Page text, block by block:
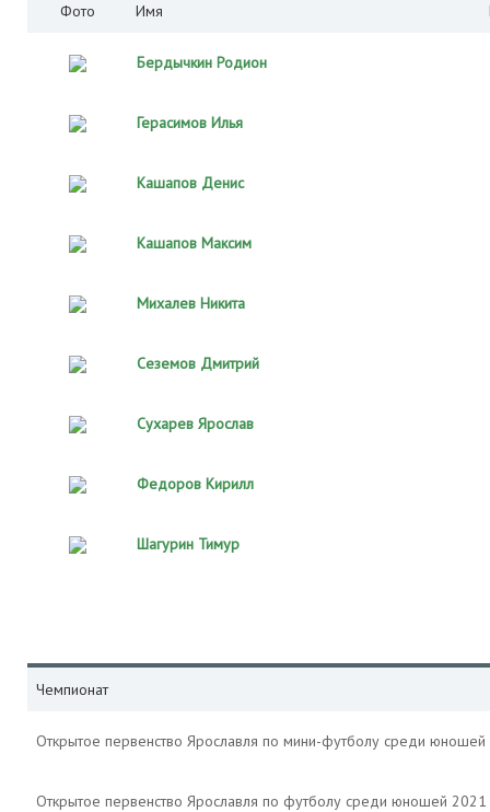
Фото Имя
Бердычкин Родион
Герасимов Илья
Кашапов Денис
Кашапов Максим
Михалев Никита
Сеземов Дмитрий
Сухарев Ярослав
Федоров Кирилл
Шагурин Тимур
Чемпионат
Открытое первенство Ярославля по мини-футболу среди
Открытое первенство Ярославля по футболу среди юношей 2021